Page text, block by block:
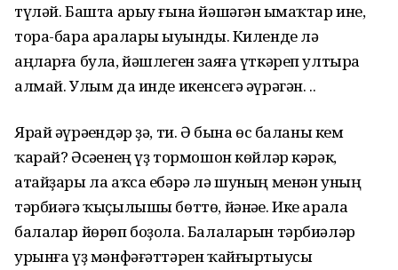
түләй. Башта арыу ғына йәшәгән һымаҡтар ине,
тора-бара аралары һыуынды. Киленде лә
аңларға була, йәшлеген заяға үткәреп ултыра
алмай. Улым да инде икенсегә әүрәгән. ..
Ярай әүрәһендәр ҙә, ти. Ә бына өс баланы кем
ҡарай? Әсәһенең үҙ тормошон көйләр кәрәк,
атайҙары ла аҡса ебәрә лә шуның менән уның
тәрбиәгә ҡыҫылышы бөттө, йәнәһе. Ике арала
балалар йөрөп боҙола. Балаларын тәрбиәләр
урынға үҙ мәнфәғәттәрен ҡайғыртыусы